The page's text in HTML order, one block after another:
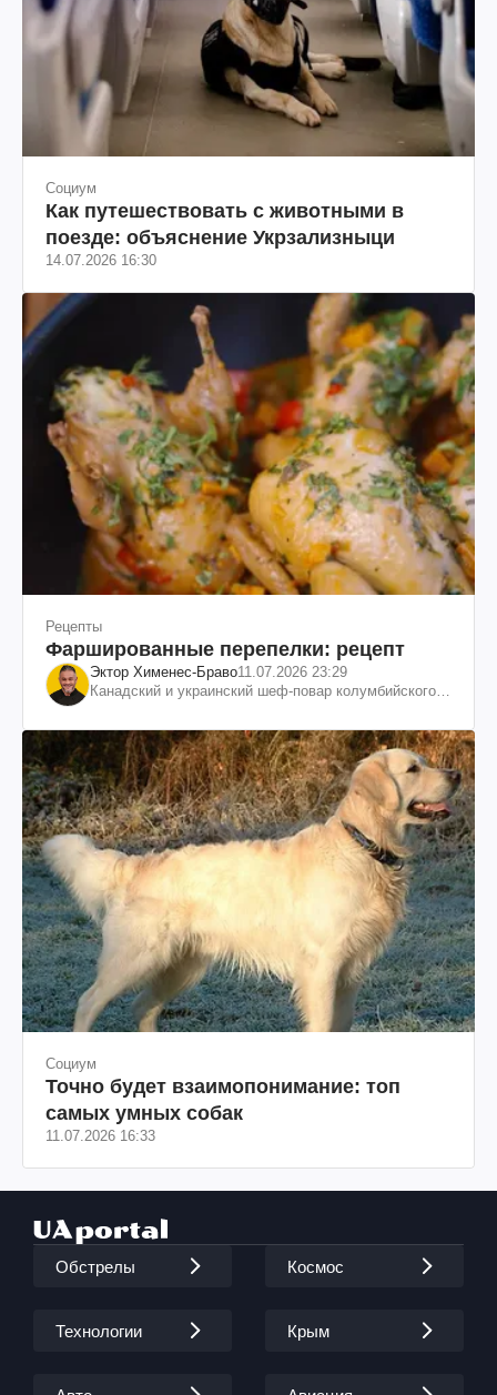
Социум
Как путешествовать с животными в
поезде: объяснение Укрзализныци
14.07.2026 16:30
Рецепты
Фаршированные перепелки: рецепт
Эктор Хименес-Браво11.07.2026 23:29
Канадский и украинский шеф-повар колумбийского
Социум
Точно будет взаимопонимание: топ
самых умных собак
11.07.2026 16:33
Обстрелы Космос
Технологии Крым